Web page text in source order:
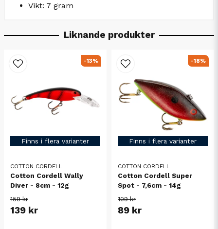
Vikt: 7 gram
Liknande produkter
Finns i flera varianter
COTTON CORDELL
Cotton Cordell Wally
Diver - 8cm - 12g
159 kr
139 kr
-13%
Finns i flera varianter
COTTON CORDELL
Cotton Cordell Super
Spot - 7,6cm - 14g
109 kr
89 kr
-18%